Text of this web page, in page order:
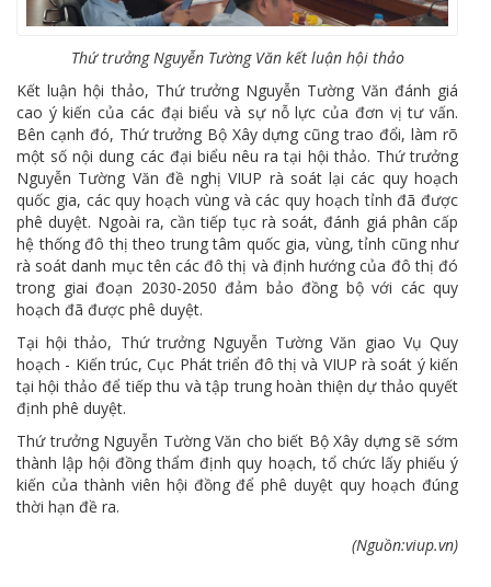
Thứ trưởng Nguyễn Tường Văn kết luận hội thảo
Kết luận hội thảo, Thứ trưởng Nguyễn Tường Văn đánh giá
cao ý kiến của các đại biểu và sự nỗ lực của đơn vị tư vấn.
Bên cạnh đó, Thứ trưởng Bộ Xây dựng cũng trao đổi, làm rõ
một số nội dung các đại biểu nêu ra tại hội thảo. Thứ trưởng
Nguyễn Tường Văn đề nghị VIUP rà soát lại các quy hoạch
quốc gia, các quy hoạch vùng và các quy hoạch tỉnh đã được
phê duyệt. Ngoài ra, cần tiếp tục rà soát, đánh giá phân cấp
hệ thống đô thị theo trung tâm quốc gia, vùng, tỉnh cũng như
rà soát danh mục tên các đô thị và định hướng của đô thị đó
trong giai đoạn 2030-2050 đảm bảo đồng bộ với các quy
hoạch đã được phê duyệt.
Tại hội thảo, Thứ trưởng Nguyễn Tường Văn giao Vụ Quy
hoạch - Kiến trúc, Cục Phát triển đô thị và VIUP rà soát ý kiến
tại hội thảo để tiếp thu và tập trung hoàn thiện dự thảo quyết
định phê duyệt.
Thứ trưởng Nguyễn Tường Văn cho biết Bộ Xây dựng sẽ sớm
thành lập hội đồng thẩm định quy hoạch, tổ chức lấy phiếu ý
kiến của thành viên hội đồng để phê duyệt quy hoạch đúng
thời hạn đề ra.
(Nguồn:viup.vn)